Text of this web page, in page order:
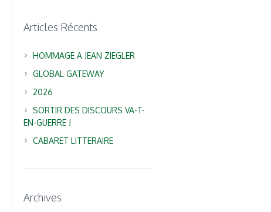
Articles Récents
HOMMAGE A JEAN ZIEGLER
GLOBAL GATEWAY
2026
SORTIR DES DISCOURS VA-T-
EN-GUERRE !
CABARET LITTERAIRE
Archives